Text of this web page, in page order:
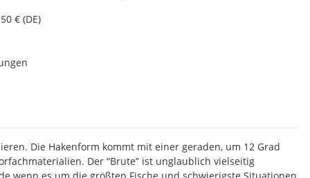
€ (DE)
Die Hakenform kommt mit einer geraden, um 12 Grad
Der “Brute” ist unglaublich vielseitig
wenn es um die größten Fische und schwierigste Situationen